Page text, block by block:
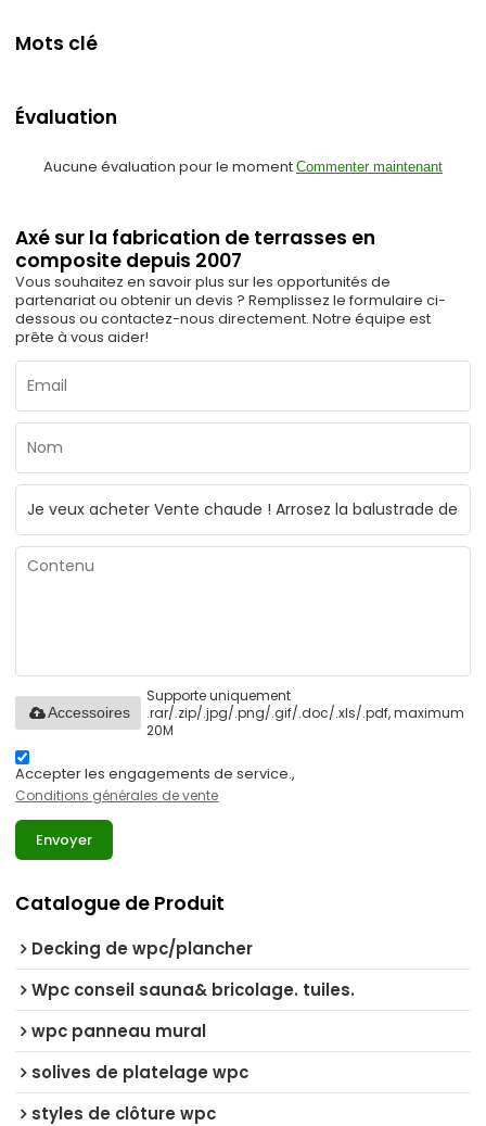
Mots clé
Évaluation
Aucune évaluation pour le moment Commenter maintenant
Axé sur la fabrication de terrasses en
composite depuis 2007
Vous souhaitez en savoir plus sur les opportunités de
partenariat ou obtenir un devis ? Remplissez le formulaire ci-
dessous ou contactez-nous directement. Notre équipe est
prête à vous aider!
Supporte uniquement
.rar/.zip/.jpg/.png/.gif/.doc/.xls/.pdf, maximum
20M
Accessoires
Accepter les engagements de service.,
Conditions générales de vente
Envoyer
Catalogue de Produit
Decking de wpc/plancher
Wpc conseil sauna& bricolage. tuiles.
wpc panneau mural
solives de platelage wpc
styles de clôture wpc